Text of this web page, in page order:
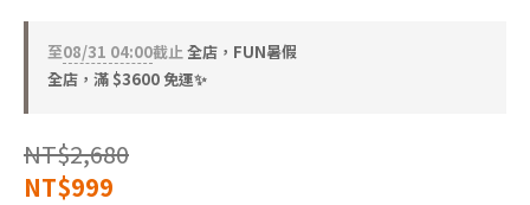
至08/31 04:00截止全店，FUN暑假
全店，滿 $3600 免運✨
NT$2,680
NT$999